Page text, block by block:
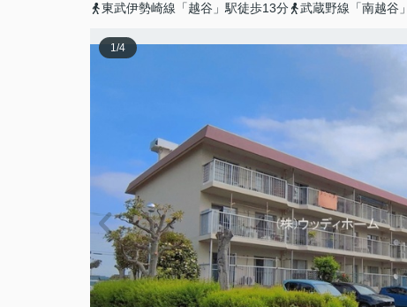
東武伊勢崎線「越谷」駅徒歩13分
武蔵野線「南越谷
1/4